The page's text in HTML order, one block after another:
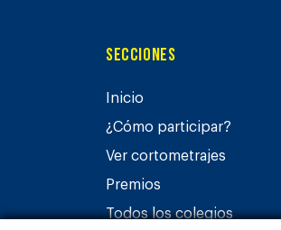
Secciones
Inicio
¿Cómo participar?
Ver cortometrajes
Premios
Todos los colegios